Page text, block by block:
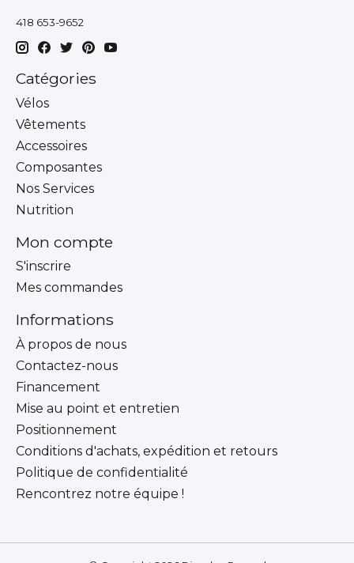
418 653-9652
Catégories
Vélos
Vêtements
Accessoires
Composantes
Nos Services
Nutrition
Mon compte
S'inscrire
Mes commandes
Informations
À propos de nous
Contactez-nous
Financement
Mise au point et entretien
Positionnement
Conditions d'achats, expédition et retours
Politique de confidentialité
Rencontrez notre équipe !